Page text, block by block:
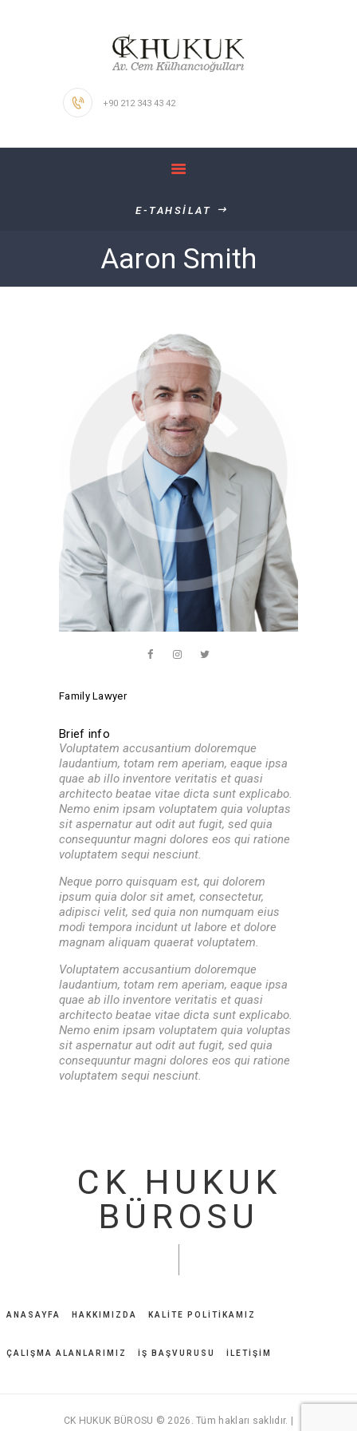
+90 212 343 43 42
E-TAHSİLAT
Aaron Smith
ANASAYFA
HAKKIMIZDA
KALİTE POLİTİKAMIZ
ÇALIŞMA
İŞ BAŞVURUSU
Family Lawyer
Brief info
Voluptatem accusantium doloremque
laudantium, totam rem aperiam, eaque ipsa
quae ab illo inventore veritatis et quasi
architecto beatae vitae dicta sunt explicabo.
Nemo enim ipsam voluptatem quia voluptas
sit aspernatur aut odit aut fugit, sed quia
consequuntur magni dolores eos qui ratione
voluptatem sequi nesciunt.
Neque porro quisquam est, qui dolorem
ipsum quia dolor sit amet, consectetur,
adipisci velit, sed quia non numquam eius
modi tempora incidunt ut labore et dolore
magnam aliquam quaerat voluptatem.
Voluptatem accusantium doloremque
laudantium, totam rem aperiam, eaque ipsa
quae ab illo inventore veritatis et quasi
architecto beatae vitae dicta sunt explicabo.
Nemo enim ipsam voluptatem quia voluptas
sit aspernatur aut odit aut fugit, sed quia
consequuntur magni dolores eos qui ratione
voluptatem sequi nesciunt.
CK HUKUK
BÜROSU
ANASAYFA HAKKIMIZDA KALİTE POLİTİKAMIZ
ÇALIŞMA ALANLARIMIZ İŞ BAŞVURUSU İLETİŞİM
CK HUKUK BÜROSU © 2026. Tüm hakları saklıdır. |